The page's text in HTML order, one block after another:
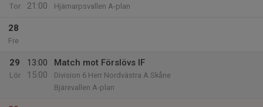
Tor
21:00
Hjärnarpsvallen A-plan
28
Fre
29
Lör
13:00
15:00
Match mot Förslövs IF
Division 6 Herr Nordvästra A Skåne
Bjärevallen A-plan